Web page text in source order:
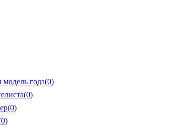
года(0)
(0)
(0)